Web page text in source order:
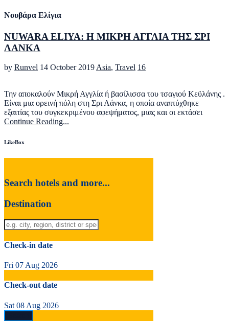
Νουβάρα Ελίγια
NUWARA ELIYA: H ΜΙΚΡΗ ΑΓΓΛΙΑ ΤΗΣ ΣΡΙ
ΛΑΝΚΑ
by Runvel 14 October 2019 Asia, Travel 16
Την αποκαλούν Μικρή Αγγλία ή βασίλισσα του τσαγιού Κεϋλάνης .
Είναι μια ορεινή πόλη στη Σρι Λάνκα, η οποία αναπτύχθηκε
εξαιτίας του συγκεκριμένου αφεψήματος, μιας και οι εκτάσει
Continue Reading...
LikeBox
Search hotels and more...
Destination
Check-in date
Fri 07 Aug 2026
Check-out date
Sat 08 Aug 2026